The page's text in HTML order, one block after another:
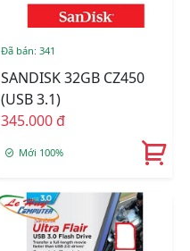
Đã bán: 341
SANDISK 32GB CZ450
(USB 3.1)
345.000 đ
Mới 100%